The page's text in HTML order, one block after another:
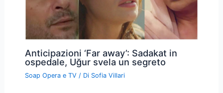
Anticipazioni ‘Far away’: Sadakat in
ospedale, Uğur svela un segreto
Soap Opera e TV / Di Sofia Villari